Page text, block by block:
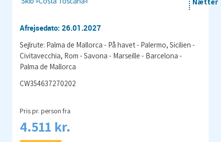
Afrejsedato: 26.01.2027
Sejlrute: Palma de Mallorca - På havet - Palermo, Sicilien -
Civitavecchia, Rom - Savona - Marseille - Barcelona -
Palma de Mallorca
CW354637270202
Pris pr. person fra
4.511 kr.